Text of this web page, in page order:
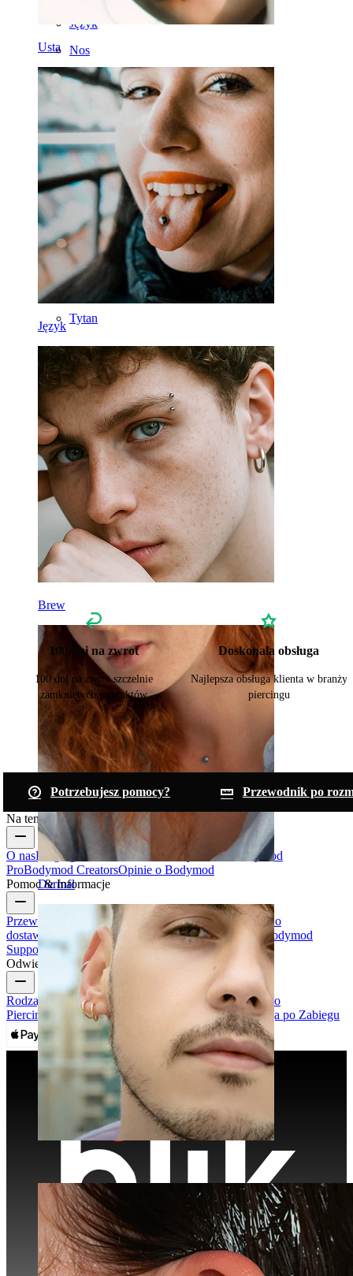
Usta
Język
Brew
Dermal
Język
Nos
Tragus
Rook
Daith
Podkówki
Kółko
Narzędzia
Banan
Płatek ucha
Tytan
100 dni na zwrot
100 dni na zwrot szczelnie
zamkniętych produktów
Doskonała obsługa
Najlepsza obsługa klienta w branży
piercingu
Potrzebujesz pomocy?
Przewodnik po
Na temat Bodymod
O nasBlogOgólne warunki & Zasady Kontakt
Bodymod
ProBodymod CreatorsOpinie o Bodymod
Pomoc & Informacje
Przewodnik po rozmiarach Śledź przesyłkę
Informacja o
dostawie
Zwroty & anulowanie PłatnościMoje kontoBodymod
Support
Odwiedź
Rodzaje Biżuterii do Piercingu
Materiały w Biżuterii do
Piercingu
Najczęstsze Problemy Piercingu i Pielęgnacja po Zabiegu